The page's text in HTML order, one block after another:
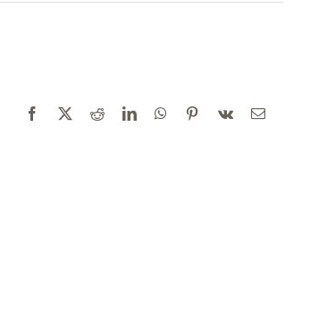
Facebook
X RedditLinkedInWhatsApp
Pinterest
Vk
E-